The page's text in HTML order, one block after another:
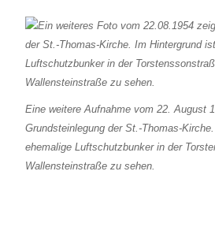
Eine weitere Aufnahme vom 22. August
Grundsteinlegung der St.-Thomas-
ehemalige Luftschutzbunker in der
Wallensteinstraße zu sehen.